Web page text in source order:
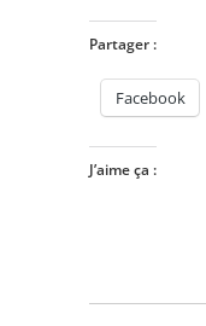
Partager :
Facebook
J’aime ça :